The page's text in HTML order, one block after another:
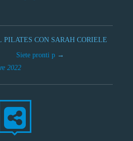
PILATES CON SARAH CORIELE
Siete pronti p
2022